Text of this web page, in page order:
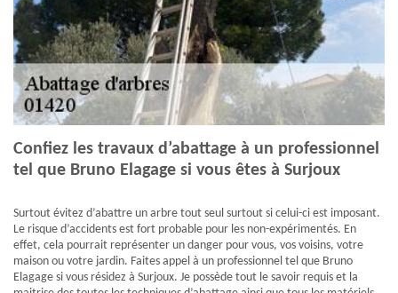
Confiez les travaux d’abattage à un professionnel
tel que Bruno Elagage si vous êtes à Surjoux
Surtout évitez d’abattre un arbre tout seul surtout si celui-ci est imposant.
Le risque d’accidents est fort probable pour les non-expérimentés. En
effet, cela pourrait représenter un danger pour vous, vos voisins, votre
maison ou votre jardin. Faites appel à un professionnel tel que Bruno
Elagage si vous résidez à Surjoux. Je possède tout le savoir requis et la